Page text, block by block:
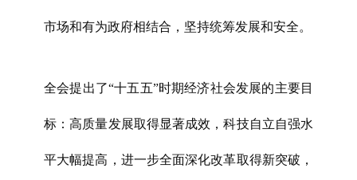
市场和有为政府相结合，坚持统筹发展和安全。
全会提出了“十五五”时期经济社会发展的主要目
标：高质量发展取得显著成效，科技自立自强水
平大幅提高，进一步全面深化改革取得新突破，